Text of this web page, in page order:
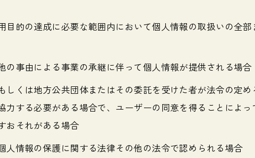
目的の達成に必要な範囲内において個人情報の取扱いの全
の事由による事業の承継に伴って個人情報が提供される場合
しくは地方公共団体またはその委託を受けた者が法令の定
力する必要がある場合で、ユーザーの同意を得ることによ
おそれがある場合
人情報の保護に関する法律その他の法令で認められる場合